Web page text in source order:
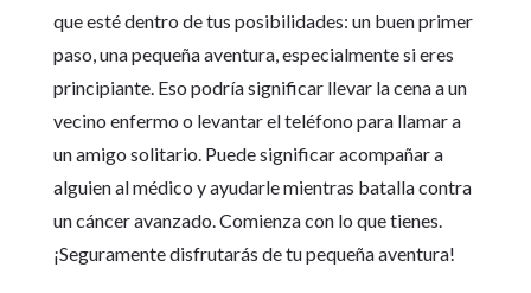
que esté dentro de tus posibilidades: un buen primer
paso, una pequeña aventura, especialmente si eres
principiante. Eso podría significar llevar la cena a un
vecino enfermo o levantar el teléfono para llamar a
un amigo solitario. Puede significar acompañar a
alguien al médico y ayudarle mientras batalla contra
un cáncer avanzado. Comienza con lo que tienes.
¡Seguramente disfrutarás de tu pequeña aventura!